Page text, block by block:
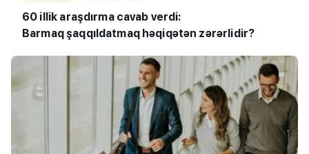
60 illik araşdırma cavab verdi:
Barmaq şaqqıldatmaq həqiqətən zərərlidir?